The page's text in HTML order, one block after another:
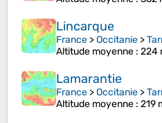
Lincarque
France >Occitanie >
Altitude moyenne : 224
Lamarantie
France >Occitanie >
Altitude moyenne : 219